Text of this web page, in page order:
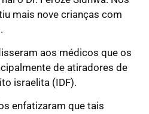
mais nove crianças com
aos médicos que os
de atiradores de
israelita (IDF).
enfatizaram que tais